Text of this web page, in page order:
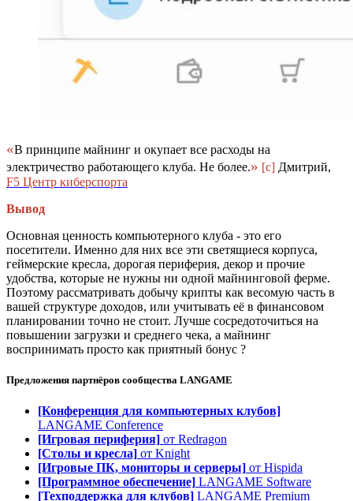
«В принципе майнинг и окупает все расходы на
электричество работающего клуба. Не более.» [c] Дмитрий,
F5 Центр киберспорта
Вывод
Основная ценность компьютерного клуба - это его
посетители. Именно для них все эти светящиеся корпуса,
геймерские кресла, дорогая периферия, декор и прочие
удобства, которые не нужны ни одной майнинговой ферме.
Поэтому рассматривать добычу крипты как весомую часть в
вашей структуре доходов, или учитывать её в финансовом
планировании точно не стоит. Лучше сосредоточиться на
повышении загрузки и среднего чека, а майнинг
воспринимать просто как приятный бонус ?
Предложения партнёров сообщества LANGAME
[Конференция для компьютерных клубов]
LANGAME Conference
[Игровая периферия] от Redragon
[Столы и кресла] от Knight
[Игровые ПК, мониторы и серверы] от Hispida
[Программное обеспечение] LANGAME Software
[Техподдержка для клубов] LANGAME Premium